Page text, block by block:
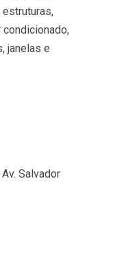
condicionado,
janelas e
Salvador